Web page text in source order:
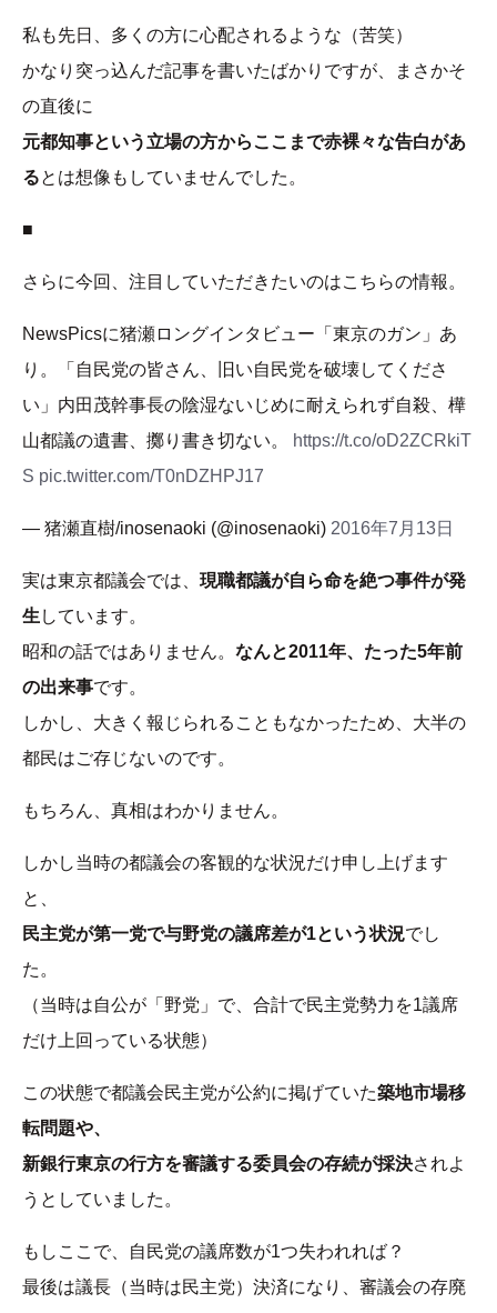
私も先日、多くの方に心配されるような（苦笑）
かなり突っ込んだ記事を書いたばかりですが、まさかそ
の直後に
元都知事という立場の方からここまで赤裸々な告白があ
るとは想像もしていませんでした。
■
さらに今回、注目していただきたいのはこちらの情報。
NewsPicsに猪瀬ロングインタビュー「東京のガン」あ
り。「自民党の皆さん、旧い自民党を破壊してくださ
い」内田茂幹事長の陰湿ないじめに耐えられず自殺、樺
山都議の遺書、擲り書き切ない。
https://t.co/oD2ZCRkiT
S pic.twitter.com/T0nDZHPJ17
— 猪瀬直樹/inosenaoki (@inosenaoki) 2016年7月13日
実は東京都議会では、 現職都議が自ら命を絶つ事件が発
生 しています。
昭和の話ではありません。 なんと2011年、たった5年前
の出来事です。
しかし、大きく報じられることもなかったため、大半の
都民はご存じないのです。
もちろん、真相はわかりません。
しかし当時の都議会の客観的な状況だけ申し上げます
と、
民主党が第一党で与野党の議席差が1という状況でし
た。
（当時は自公が「野党」で、合計で民主党勢力を1議席
だけ上回っている状態）
この状態で都議会民主党が公約に掲げていた築地市場移
転問題や、
新銀行東京の行方を審議する委員会の存続が採決されよ
うとしていました。
もしここで、自民党の議席数が1つ失われれば？
最後は議長（当時は民主党）決済になり、審議会の存廃